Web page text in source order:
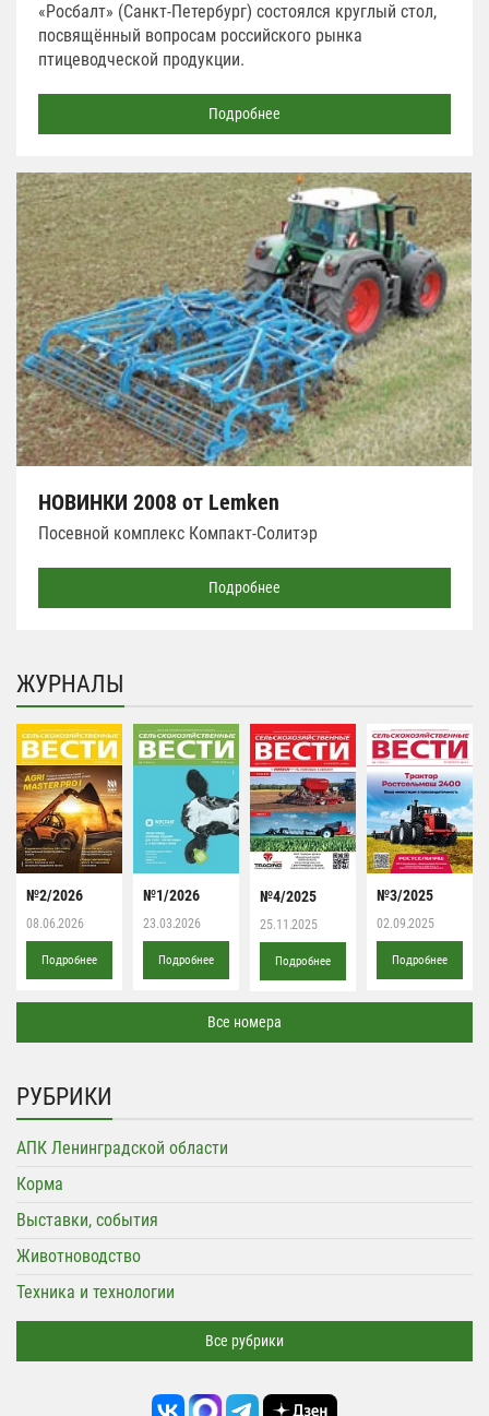
«Росбалт» (Санкт-Петербург) состоялся круглый стол,
посвящённый вопросам российского рынка
птицеводческой продукции.
Подробнее
НОВИНКИ 2008 от Lemken
Посевной комплекс Компакт-Солитэр
Подробнее
ЖУРНАЛЫ
№2/2026
08.06.2026
Подробнее
№1/2026
23.03.2026
Подробнее
№4/2025
25.11.2025
Подробнее
№3/2025
02.09.2025
Подробнее
Все номера
РУБРИКИ
АПК Ленинградской области
Корма
Выставки, события
Животноводство
Техника и технологии
Все рубрики